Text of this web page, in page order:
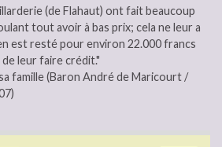
(de Flahaut) ont fait beaucoup
tout avoir à bas prix; cela ne leur a
est resté pour environ 22.000 francs
leur faire crédit."
famille (Baron André de Maricourt /